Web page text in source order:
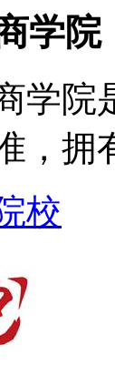
学院
学院
，拥
校